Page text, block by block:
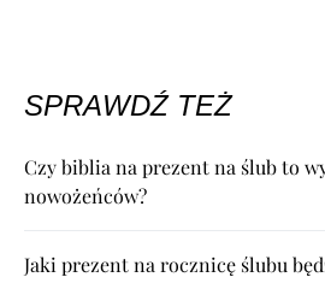
SPRAWDŹ TEŻ
Czy biblia na prezent na ślub to
nowożeńców?
Jaki prezent na rocznicę ślubu